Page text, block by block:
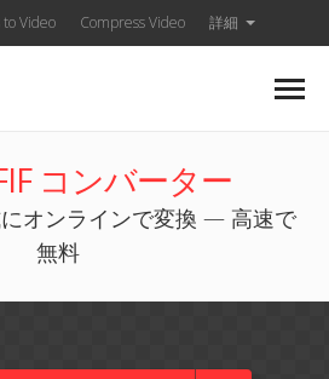
Video Compress Video 詳細
コンバーター
にオンラインで変換 — 高速で
無料